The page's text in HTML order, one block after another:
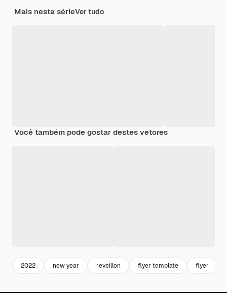
Mais nesta sérieVer tudo
Você também pode gostar destes vetores
2022 new year reveillon flyer template flyer